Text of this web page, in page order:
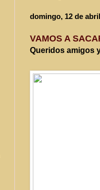
domingo, 12 de
VAMOS A
Queridos amigos